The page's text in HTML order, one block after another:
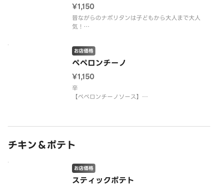
¥1,150
昔ながらのナポリタンは子どもから大人まで大人
気！
ッパー
ペペロンチーノ
お店価格
¥1,150
辛
【ペペロンチーノソース】
チキン＆ポテト
スティックポテト
お店価格